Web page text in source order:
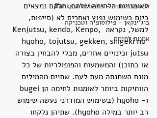
דרגות וחגורות - Ranks and belts
בוג'ינקאן - פילוסופיה וטכניקה
אמנות לחימה
לאומנויות הלחימה שלהם, חלקם נמצאים
כיום בשימוש נפוץ ואחרים לא (סייפות,
למשל, נקראה Kenjutsu, kendo, Kenpo,
hyoho, tojutsu, gekken, shigeki no
jutsu וכינויים אחרים, מבלי להבחין בצורה
או בתוכן) והמשמעות והפופולריות של כל
מונח השתנתה מעת לעת. שתיים מהמילים
ו- hyoho (בשימוש המודרני נעשה שימוש
רב יותר במילה hyoho). שתיהן נלקחו